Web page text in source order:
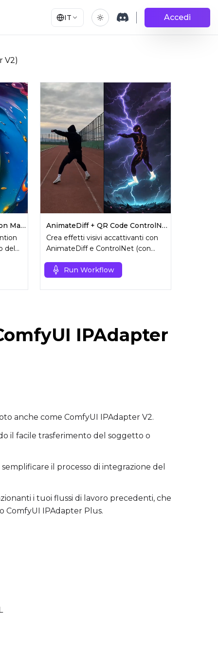
IT Accedi
V2)
IPAdapter Plus (V2) Attention Mask | Da Immagine a Video
del
AnimateDiff + QR Code ControlNet | Effetti visivi (VFX)
Crea effetti visivi accattivanti con
AnimateDiff e ControlNet (con
Run Workflow
IPAdapter
anche come ComfyUI IPAdapter V2.
il facile trasferimento del soggetto o
il processo di integrazione del
i tuoi flussi di lavoro precedenti, che
ComfyUI IPAdapter Plus.